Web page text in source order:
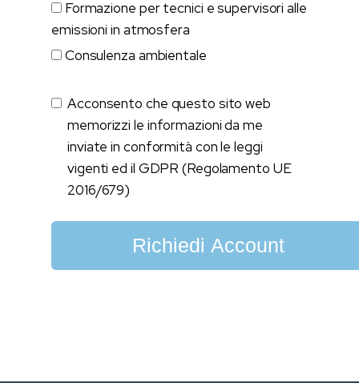
Formazione per tecnici e supervisori alle
emissioni in atmosfera
Consulenza ambientale
Acconsento che questo sito web
memorizzi le informazioni da me
inviate in conformità con le leggi
vigenti ed il GDPR (Regolamento UE
2016/679)
Richiedi Account